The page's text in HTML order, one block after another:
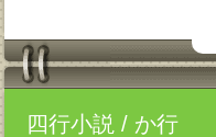
四行小説 / か行